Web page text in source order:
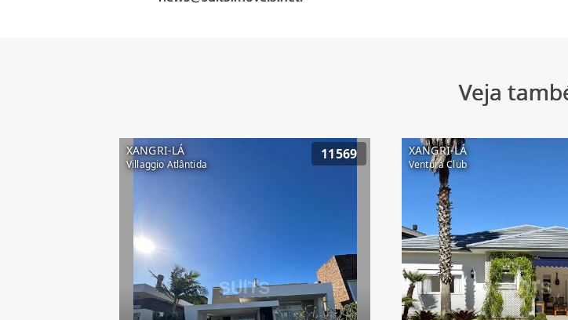
Veja
XANGRI-LÁ
Villaggio Atlântida
11569 XANGRI-LÁ
Ventura Club